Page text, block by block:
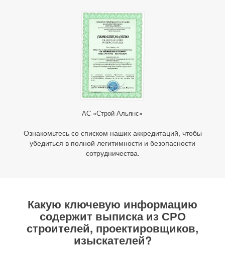
АС «Строй-Альянс»
Ознакомьтесь со списком наших аккредитаций, чтобы
убедиться в полной легитимности и безопасности
сотрудничества.
Какую ключевую информацию
содержит выписка из СРО
строителей, проектировщиков,
изыскателей?